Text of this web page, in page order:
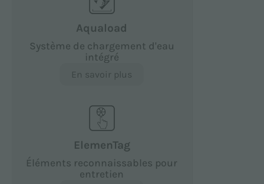
Aquaload
Système de chargement d'eau
intégré
En savoir plus
ElemenTag
Éléments reconnaissables pour
entretien